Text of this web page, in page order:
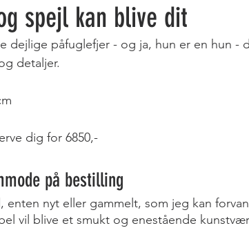
spejl kan blive dit
dejlige påfuglefjer - og ja, hun er en hun -
detaljer.
dig for 6850,-
på bestilling
enten nyt eller gammelt, som jeg kan
vil blive et smukt og enestående